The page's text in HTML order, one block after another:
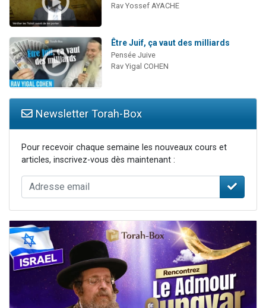
Rav Yossef AYACHE
Être Juif, ça vaut des milliards
Pensée Juive
Rav Yigal COHEN
Newsletter Torah-Box
Pour recevoir chaque semaine les nouveaux cours et
articles, inscrivez-vous dès maintenant :